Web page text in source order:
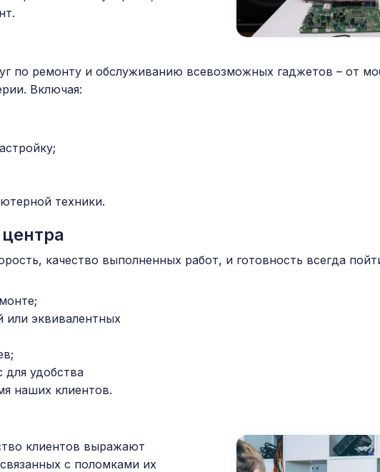
по ремонту и обслуживанию всевозможных гаджетов – от
Включая:
техники.
качество выполненных работ, и готовность всегда
или эквивалентных
удобства
наших клиентов.
клиентов выражают
с поломками их